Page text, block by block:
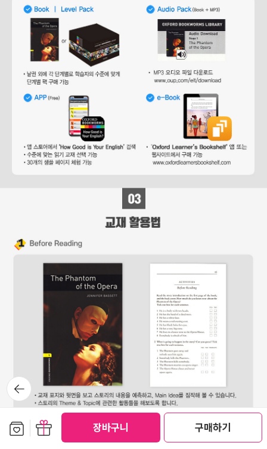
장바구니 구매하기
뒤로가
기